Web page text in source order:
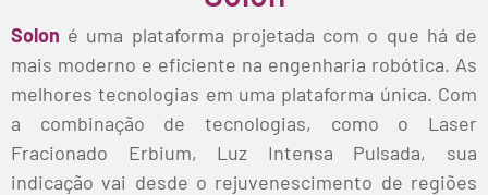
Solon é uma plataforma projetada com o que há de
mais moderno e eficiente na engenharia robótica. As
melhores tecnologias em uma plataforma única. Com
a combinação de tecnologias, como o Laser
Fracionado Erbium, Luz Intensa Pulsada, sua
indicação vai desde o rejuvenescimento de regiões